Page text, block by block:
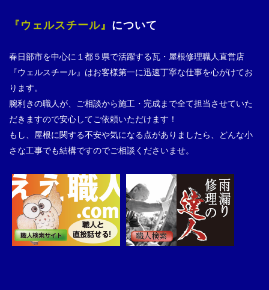
『ウェルスチール』 について
春日部市を中心に１都５県で活躍する瓦・屋根修理職人直営店
『ウェルスチール』はお客様第一に迅速丁寧な仕事を心がけてお
ります。
腕利きの職人が、ご相談から施工・完成まで全て担当させていた
だきますので安心してご依頼いただけます！
もし、屋根に関する不安や気になる点がありましたら、どんな小
さな工事でも結構ですのでご相談くださいませ。